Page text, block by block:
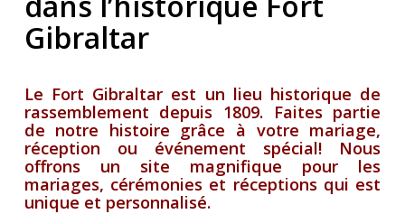
Gibraltar
Le Fort Gibraltar est un lieu historique de
rassemblement depuis 1809. Faites partie
de notre histoire grâce à votre mariage,
réception ou événement spécial! Nous
offrons un site magnifique pour les
mariages, cérémonies et réceptions qui est
unique et personnalisé.